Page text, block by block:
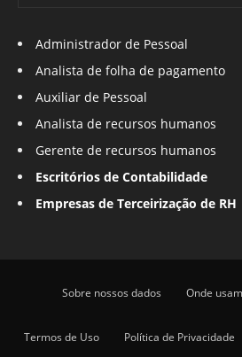
Administrador de Pessoal
Analista de folha de pagamento
Auxiliar de Pessoal
Analista de recursos humanos
Gerente de recursos humanos
Escritórios de Contabilidade
Empresas de Terceirização de RH
Sobre nossos dados Onde
Termos de Uso Política de Privacidade